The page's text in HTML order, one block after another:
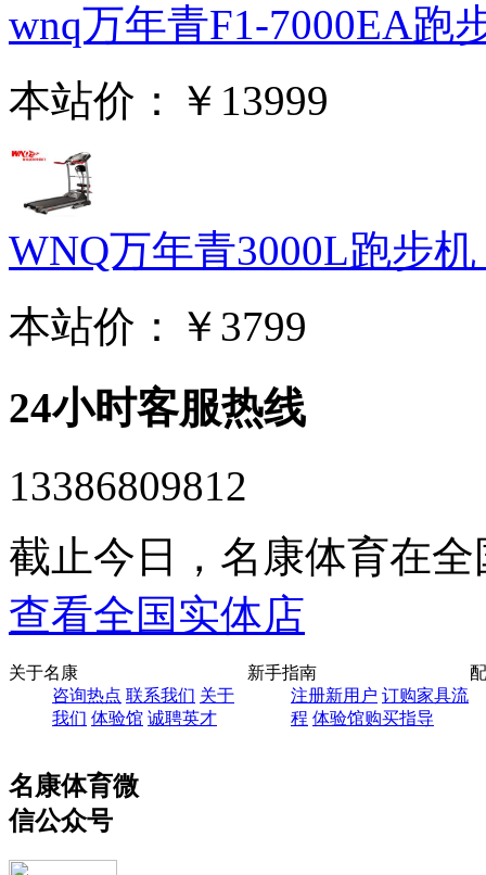
wnq万年青F1-7000EA跑
本站价：
￥13999
WNQ万年青3000L跑步
本站价：
￥3799
24小时客服热线
13386809812
截止今日，名康体育在
查看全国实体店
关于名康
咨询热点 联系我们 关于
我们 体验馆 诚聘英才
新手指南
注册新用户 订购家具流
程 体验馆购买指导
名康体育微
信公众号